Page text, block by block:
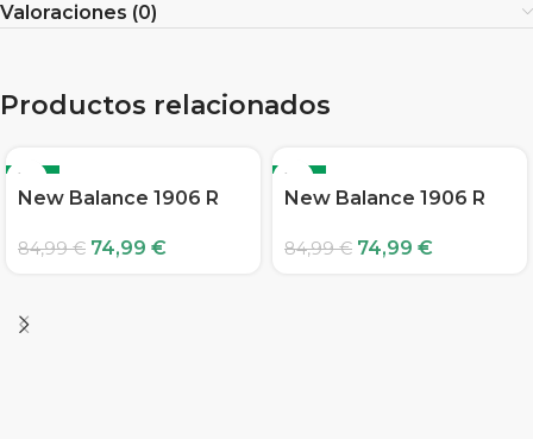
Valoraciones (0)
Productos relacionados
-12%
New Balance 1906 R
84,99€ 74,99 €
-12%
New Balance 1906 R
84,99€ 74,99 €